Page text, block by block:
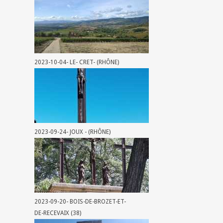
2023-10-04- LE- CRET- (RHÔNE)
2023-09-24- JOUX - (RHÔNE)
2023-09-20- BOIS-DE-BROZET-ET-
DE-RECEVAIX (38)